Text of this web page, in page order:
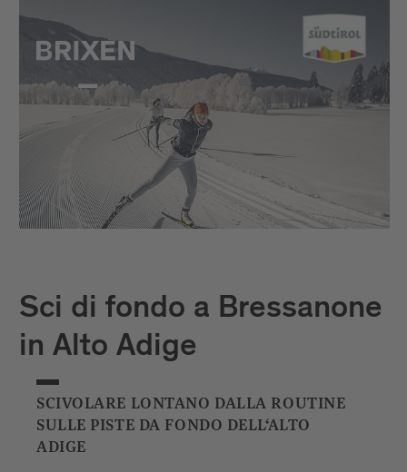
Sci di fondo a Bressanone
in Alto Adige
SCIVOLARE LONTANO DALLA ROUTINE
SULLE PISTE DA FONDO DELL‘ALTO
ADIGE